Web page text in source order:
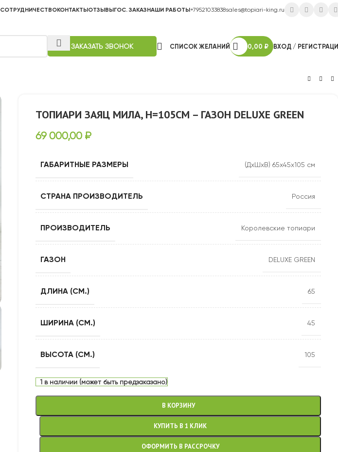
СОТРУДНИЧЕСТВОКОНТАКТЫОТЗЫВЫГОС. ЗАКАЗНАШИ РАБОТЫ+79521033838sales@topiari-king.ru
ЗАКАЗАТЬ ЗВОНОК СПИСОК ЖЕЛАНИЙ 0,00 ₽ ВХОД /
ТОПИАРИ ЗАЯЦ МИЛА, H=105СМ – ГАЗОН DELUXE GREEN
69 000,00 ₽
ГАБАРИТНЫЕ РАЗМЕРЫ (ДхШхВ) 65х45х105 см
СТРАНА ПРОИЗВОДИТЕЛЬ Россия
ПРОИЗВОДИТЕЛЬ Королевские топиари
ГАЗОН DELUXE GREEN
ДЛИНА (СМ.) 65
ШИРИНА (СМ.) 45
ВЫСОТА (СМ.) 105
1 в наличии (может быть предзаказано)
В КОРЗИНУ
КУПИТЬ В 1 КЛИК
ОФОРМИТЬ В РАССРОЧКУ